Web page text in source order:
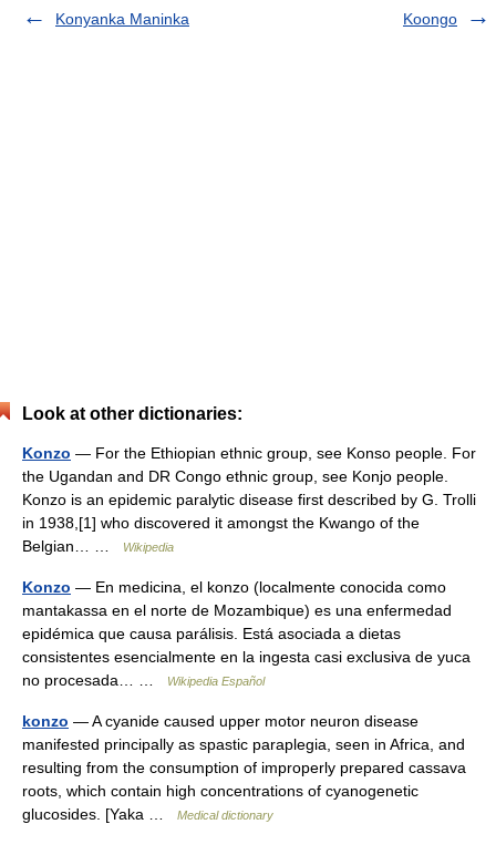
Konyanka Maninka
Koongo
Look at other dictionaries:
Konzo — For the Ethiopian ethnic group, see Konso people. For
the Ugandan and DR Congo ethnic group, see Konjo people.
Konzo is an epidemic paralytic disease first described by G. Trolli
in 1938,[1] who discovered it amongst the Kwango of the
Belgian… …
Wikipedia
Konzo — En medicina, el konzo (localmente conocida como
mantakassa en el norte de Mozambique) es una enfermedad
epidémica que causa parálisis. Está asociada a dietas
consistentes esencialmente en la ingesta casi exclusiva de yuca
no procesada… …
Wikipedia Español
konzo — A cyanide caused upper motor neuron disease
manifested principally as spastic paraplegia, seen in Africa, and
resulting from the consumption of improperly prepared cassava
roots, which contain high concentrations of cyanogenetic
glucosides. [Yaka …
Medical dictionary